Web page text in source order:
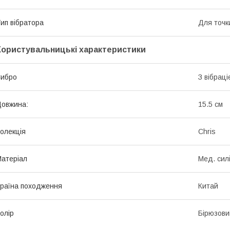
вібратора Для
характеристики
З
15.5 см
Chris
Мед.
походження Китай